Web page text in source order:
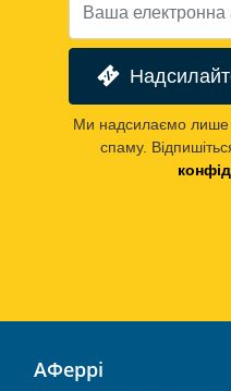
Ми надсилаємо лише
спаму.
АФеррі